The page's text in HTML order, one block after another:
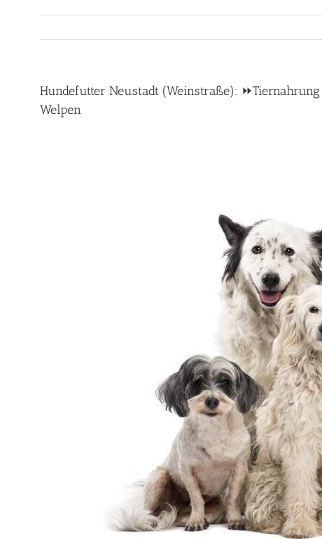
Hundefutter Neustadt (Weinstraße):
Welpen